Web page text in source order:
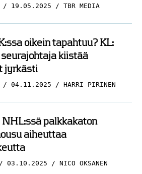
oikein tapahtuu? KL:
kiistää
jyrkästi
04.11.2025 HARRI PIRINEN
palkkakaton
aiheuttaa
03.10.2025 NICO OKSANEN
Laine valittava